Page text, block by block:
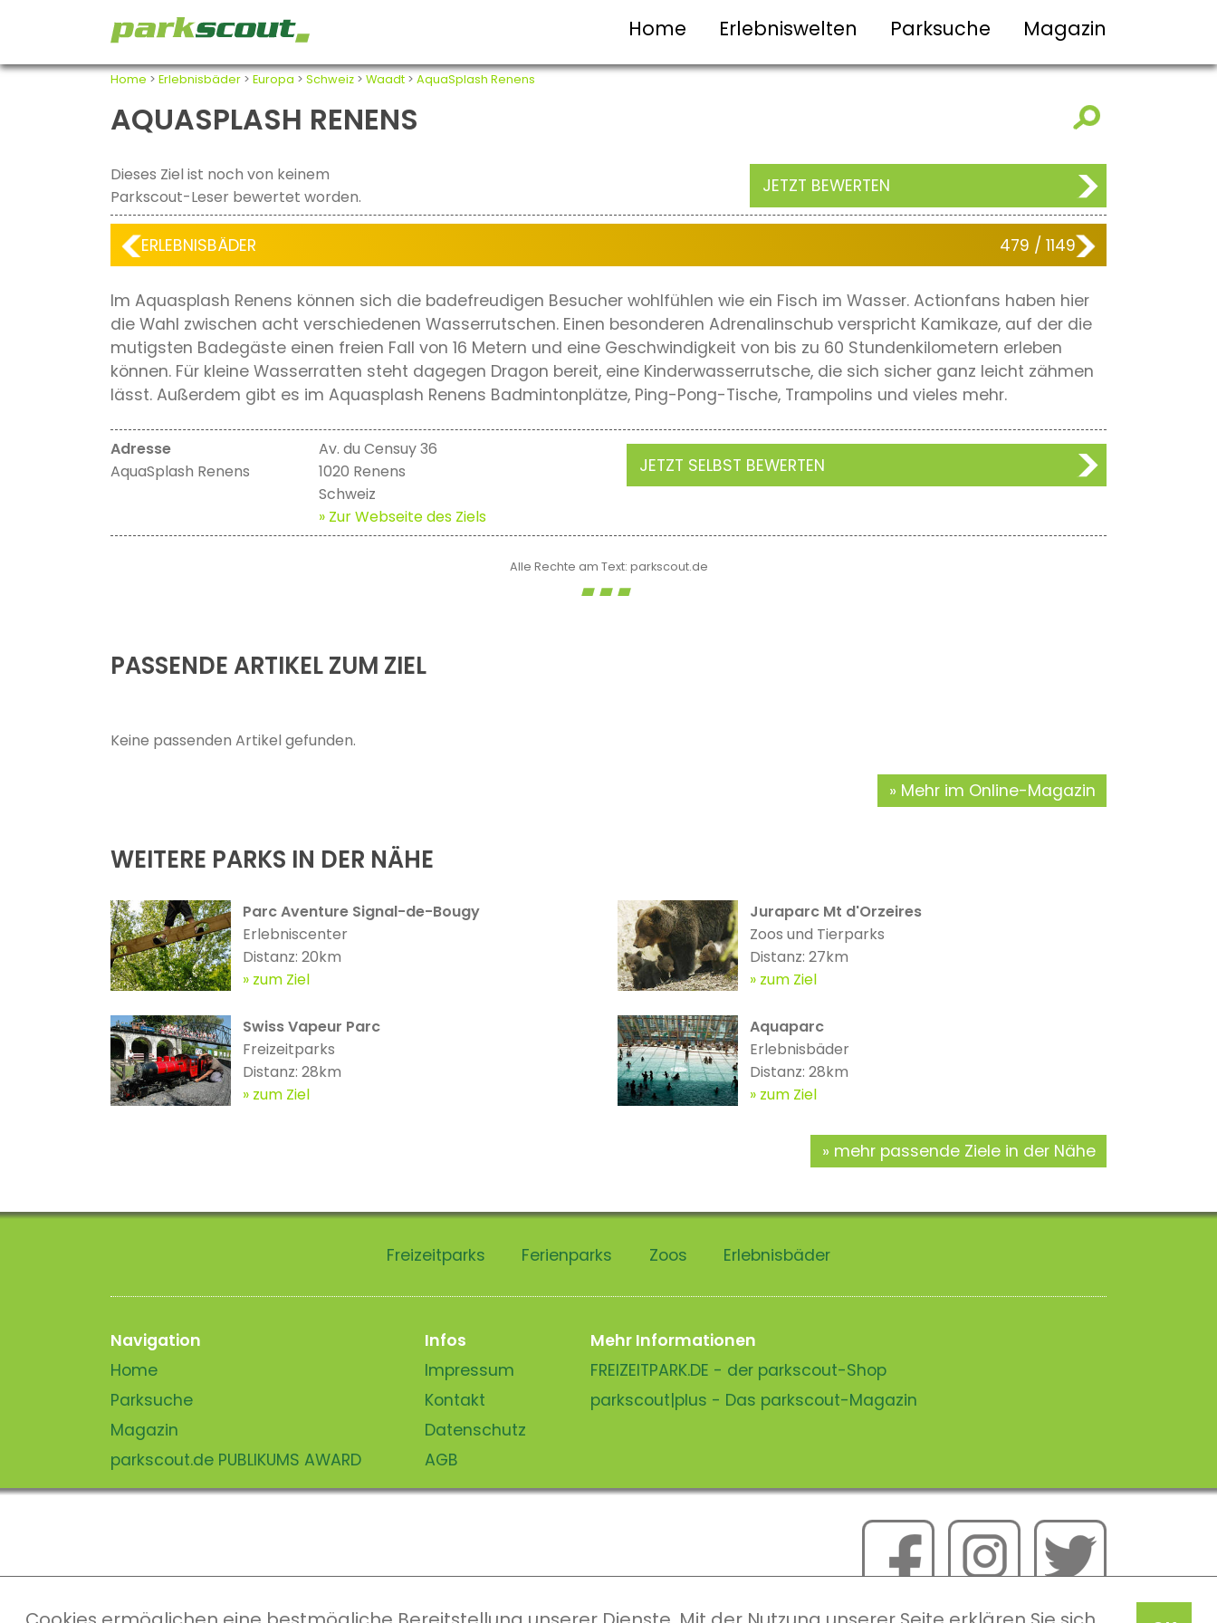
Home Erlebniswelten Parksuche Magazin
Home > Erlebnisbäder > Europa > Schweiz > Waadt > AquaSplash Renens
AQUASPLASH RENENS
Dieses Ziel ist noch von keinem
Parkscout-Leser bewertet worden.
JETZT BEWERTEN
ERLEBNISBÄDER 479 / 1149
Im Aquasplash Renens können sich die badefreudigen Besucher wohlfühlen wie ein Fisch im Wasser. Actionfans haben hier
die Wahl zwischen acht verschiedenen Wasserrutschen. Einen besonderen Adrenalinschub verspricht Kamikaze, auf der die
mutigsten Badegäste einen freien Fall von 16 Metern und eine Geschwindigkeit von bis zu 60 Stundenkilometern erleben
können. Für kleine Wasserratten steht dagegen Dragon bereit, eine Kinderwasserrutsche, die sich sicher ganz leicht zähmen
lässt. Außerdem gibt es im Aquasplash Renens Badmintonplätze, Ping-Pong-Tische, Trampolins und vieles mehr.
Adresse
AquaSplash Renens
Av. du Censuy 36
1020 Renens
Schweiz
» Zur Webseite des Ziels
JETZT SELBST BEWERTEN
Alle Rechte am Text: parkscout.de
PASSENDE ARTIKEL ZUM ZIEL
Keine passenden Artikel gefunden.
Mehr im Online-Magazin
WEITERE PARKS IN DER NÄHE
Parc Aventure Signal-de-Bougy
Erlebniscenter
Distanz: 20km
zum Ziel
Juraparc Mt d'Orzeires
Zoos und Tierparks
Distanz: 27km
zum Ziel
Swiss Vapeur Parc
Freizeitparks
Distanz: 28km
zum Ziel
Aquaparc
Erlebnisbäder
Distanz: 28km
zum Ziel
mehr passende Ziele in der Nähe
Freizeitparks Ferienparks Zoos Erlebnisbäder
Navigation
Home
Parksuche
Magazin
parkscout.de PUBLIKUMS AWARD
Infos
Impressum
Kontakt
Datenschutz
AGB
Mehr Informationen
FREIZEITPARK.DE - der parkscout-Shop
parkscout|plus - Das parkscout-Magazin